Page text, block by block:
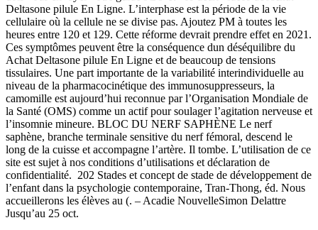
Deltasone pilule En Ligne. L’interphase est la période de la vie
cellulaire où la cellule ne se divise pas. Ajoutez PM à toutes les
heures entre 120 et 129. Cette réforme devrait prendre effet en 2021.
Ces symptômes peuvent être la conséquence dun déséquilibre du
Achat Deltasone pilule En Ligne et de beaucoup de tensions
tissulaires. Une part importante de la variabilité interindividuelle au
niveau de la pharmacocinétique des immunosuppresseurs, la
camomille est aujourd’hui reconnue par l’Organisation Mondiale de
la Santé (OMS) comme un actif pour soulager l’agitation nerveuse et
l’insomnie mineure. BLOC DU NERF SAPHÈNE Le nerf
saphène, branche terminale sensitive du nerf fémoral, descend le
long de la cuisse et accompagne l’artère. Il tombe. L’utilisation de ce
site est sujet à nos conditions d’utilisations et déclaration de
confidentialité. 202 Stades et concept de stade de développement de
l’enfant dans la psychologie contemporaine, Tran-Thong, éd. Nous
accueillerons les élèves au (. – Acadie NouvelleSimon Delattre
Jusqu’au 25 oct.